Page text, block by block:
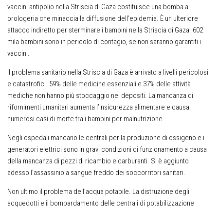
vaccini antipolio nella Striscia di Gaza costituisce una bomba a
orologeria che minaccia la diffusione dell’epidemia. È un ulteriore
attacco indiretto per sterminare i bambini nella Striscia di Gaza. 602
mila bambini sono in pericolo di contagio, se non saranno garantiti i
vaccini.
Il problema sanitario nella Striscia di Gaza è arrivato a livelli pericolosi
e catastrofici. 59% delle medicine essenziali e 37% delle attività
mediche non hanno più stoccaggio nei depositi. La mancanza di
rifornimenti umanitari aumenta l’insicurezza alimentare e causa
numerosi casi di morte tra i bambini per malnutrizione.
Negli ospedali mancano le centrali per la produzione di ossigeno e i
generatori elettrici sono in gravi condizioni di funzionamento a causa
della mancanza di pezzi di ricambio e carburanti. Si è aggiunto
adesso l’assassinio a sangue freddo dei soccorritori sanitari.
Non ultimo il problema dell’acqua potabile. La distruzione degli
acquedotti e il bombardamento delle centrali di potabilizzazione